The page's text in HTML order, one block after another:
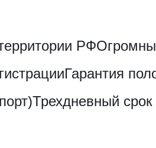
РФ
Гарантия
Трехдневный срок